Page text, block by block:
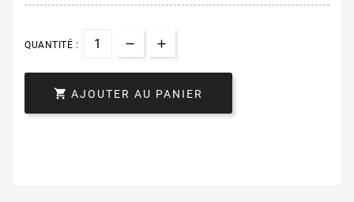
QUANTITÉ :
 AJOUTER AU PANIER